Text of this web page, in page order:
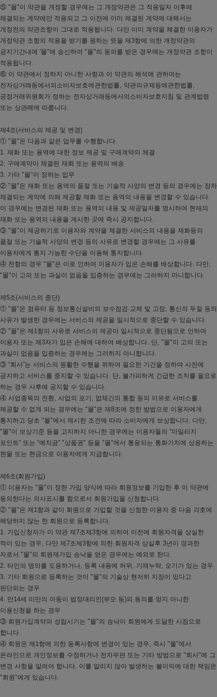
⑤ "몰"이 약관을 개정할 경우에는 그 개정약관은 그 적용일자 이후에
체결되는 계약에만 적용되고 그 이전에 이미 체결된 계약에 대해서는
개정전의 약관조항이 그대로 적용됩니다. 다만 이미 계약을 체결한 이용자가
개정약관 조항의 적용을 받기를 원하는 뜻을 제3항에 의한 개정약관의
공지기간내에 '몰"에 송신하여 "몰"의 동의를 받은 경우에는 개정약관 조항이
적용됩니다.
⑥ 이 약관에서 정하지 아니한 사항과 이 약관의 해석에 관하여는
전자상거래등에서의소비자보호에관한법률, 약관의규제등에관한법률,
공정거래위원회가 정하는 전자상거래등에서의소비자보호지침 및 관계법령
또는 상관례에 따릅니다.
제4조(서비스의 제공 및 변경)
① "몰"은 다음과 같은 업무를 수행합니다.
1. 재화 또는 용역에 대한 정보 제공 및 구매계약의 체결
2. 구매계약이 체결된 재화 또는 용역의 배송
3. 기타 "몰"이 정하는 업무
② "몰"은 재화 또는 용역의 품절 또는 기술적 사양의 변경 등의 경우에는 장차
체결되는 계약에 의해 제공할 재화 또는 용역의 내용을 변경할 수 있습니다.
이 경우에는 변경된 재화 또는 용역의 내용 및 제공일자를 명시하여 현재의
재화 또는 용역의 내용을 게시한 곳에 즉시 공지합니다.
③ "몰"이 제공하기로 이용자와 계약을 체결한 서비스의 내용을 재화등의
품절 또는 기술적 사양의 변경 등의 사유로 변경할 경우에는 그 사유를
이용자에게 통지 가능한 수단을 이용해 통지합니다.
④ 전항의 경우 "몰"은 이로 인하여 이용자가 입은 손해를 배상합니다. 다만,
"몰"이 고의 또는 과실이 없음을 입증하는 경우에는 그러하지 아니합니다.
제5조(서비스의 중단)
① "몰"은 컴퓨터 등 정보통신설비의 보수점검·교체 및 고장, 통신의 두절 등의
사유가 발생한 경우에는 서비스의 제공을 일시적으로 중단할 수 있습니다.
② "몰"은 제1항의 사유로 서비스의 제공이 일시적으로 중단됨으로 인하여
이용자 또는 제3자가 입은 손해에 대하여 배상합니다. 단, "몰"이 고의 또는
과실이 없음을 입증하는 경우에는 그러하지 아니합니다.
③ “회사”는 서비스의 원활한 수행을 위하여 필요한 기간을 정하여 사전에
공지하고 서비스를 중지할 수 있습니다. 단, 불가피하게 긴급한 조치를 필요로
하는 경우 사후에 공지할 수 있습니다.
④ 사업종목의 전환, 사업의 포기, 업체간의 통합 등의 이유로 서비스를
제공할 수 없게 되는 경우에는 "몰"은 제8조에 정한 방법으로 이용자에게
통지하고 당초 "몰"에서 제시한 조건에 따라 소비자에게 보상합니다. 다만,
"몰"이 보상기준 등을 고지하지 아니한 경우에는 이용자들의 ”마일리지
포인트” 또는 “예치금” "상품권" 등을 "몰"에서 통용되는 통화가치에 상응하는
현물 또는 현금으로 이용자에게 지급합니다.
제6조(회원가입)
① 이용자는 "몰"이 정한 가입 양식에 따라 회원정보를 기입한 후 이 약관에
동의한다는 의사표시를 함으로서 회원가입을 신청합니다.
② "몰"은 제1항과 같이 회원으로 가입할 것을 신청한 이용자 중 다음 각호에
해당하지 않는 한 회원으로 등록합니다.
1. 가입신청자가 이 약관 제7조제3항에 의하여 이전에 회원자격을 상실한
적이 있는 경우, 다만 제7조제3항에 의한 회원자격 상실후 3년이 경과한
자로서 "몰"의 회원재가입 승낙을 얻은 경우에는 예외로 한다.
2. 타인의 명의를 도용하거나, 등록 내용에 허위, 기재누락, 오기가 있는 경우
3. 기타 회원으로 등록하는 것이 "몰"의 기술상 현저히 지장이 있다고
판단되는 경우
4. 만14세 미만의 아동이 법정대리인(부모 등)의 동의를 얻지 아니한
이용신청을 하는 경우
③ 회원가입계약의 성립시기는 "몰"의 승낙이 회원에게 도달한 시점으로
합니다.
④ 회원은 제1항에 의한 등록사항에 변경이 있는 경우, 즉시 "몰"에서
온라인으로 개인정보를 수정하거나 전자우편 또는 기타 방법으로 "회사"에 그
변경 사항을 알려야 합니다. 이를 알리지 않아 발생하는 불이익에 대한 책임은
"회원"에게 있습니다.